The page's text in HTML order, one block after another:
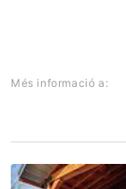
Més informació a: